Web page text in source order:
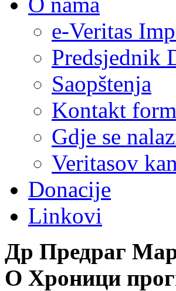
e-Veritas
Predsjednik
Saopštenja
Kontakt
Gdje se
Veritasov
Donacije
Linkovi
Др Предраг
О Хроници